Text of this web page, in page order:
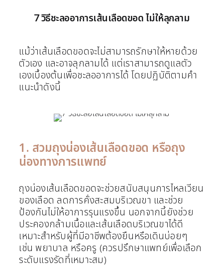
7 วิธีชะลออาการเส้นเลือดขอด ไม่ให้ลุกลาม
แม้ว่าเส้นเลือดขอดจะไม่สามารถรักษาให้หายด้วย
ตัวเอง และอาจลุกลามได้ แต่เราสามารถดูแลตัว
เองเบื้องต้นเพื่อชะลออาการได้ โดยปฏิบัติตามคำ
แนะนำดังนี้
1. สวมถุงน่องเส้นเลือดขอด หรือถุง
น่องทางการแพทย์
ถุงน่องเส้นเลือดขอดจะช่วยสนับสนุนการไหลเวียน
ของเลือด ลดการคั่งสะสมบริเวณขา และช่วย
ป้องกันไม่ให้อาการรุนแรงขึ้น นอกจากนี้ยังช่วย
ประคองกล้ามเนื้อและเส้นเลือดบริเวณขาได้ดี
เหมาะสำหรับผู้ที่มีอาชีพต้องยืนหรือเดินบ่อยๆ
เช่น พยาบาล หรือครู (ควรปรึกษาแพทย์เพื่อเลือก
ระดับแรงรัดที่เหมาะสม)